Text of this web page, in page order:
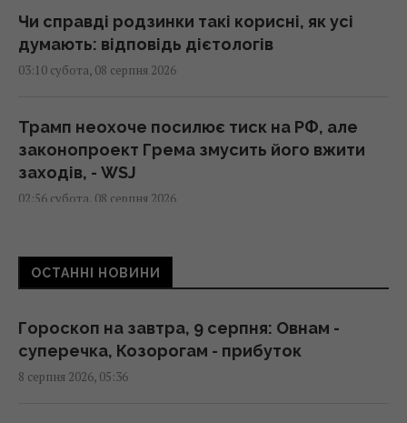
Чи справді родзинки такі корисні, як усі
думають: відповідь дієтологів
03:10 субота, 08 серпня 2026
Трамп неохоче посилює тиск на РФ, але
законопроект Грема змусить його вжити
заходів, - WSJ
02:56 субота, 08 серпня 2026
Мелоні відреагувала на вимогу Іспанії
щодо прикордонних перевірок у Шенгені
Сонячна електростанція перегородила
давні маршрути тварин: вони знайшли
ОСТАННІ НОВИНИ
Гороскоп на завтра, 9 серпня: Овнам -
суперечка, Козорогам - прибуток
8 серпня 2026, 05:36